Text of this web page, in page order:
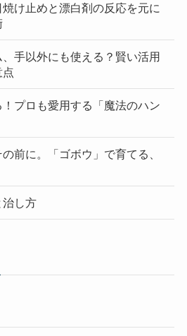
け止めと漂白剤の反応を元に
手以外にも使える？賢い活用
点
プロも愛用する「魔法のハン
前に。「ゴボウ」で育てる、
治し方